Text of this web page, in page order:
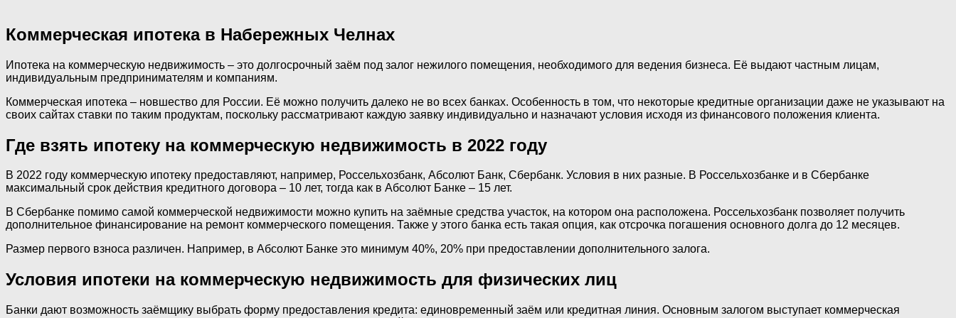
Коммерческая ипотека в Набережных Челнах
Ипотека на коммерческую недвижимость – это долгосрочный заём под залог нежилого помещения, необходимого для ведения бизнеса. Её выдают частным лицам,
индивидуальным предпринимателям и компаниям.
Коммерческая ипотека – новшество для России. Её можно получить далеко не во всех банках. Особенность в том, что некоторые кредитные организации даже не указывают на
своих сайтах ставки по таким продуктам, поскольку рассматривают каждую заявку индивидуально и назначают условия исходя из финансового положения клиента.
Где взять ипотеку на коммерческую недвижимость в 2022 году
В 2022 году коммерческую ипотеку предоставляют, например, Россельхозбанк, Абсолют Банк, Сбербанк. Условия в них разные. В Россельхозбанке и в Сбербанке
максимальный срок действия кредитного договора – 10 лет, тогда как в Абсолют Банке – 15 лет.
В Сбербанке помимо самой коммерческой недвижимости можно купить на заёмные средства участок, на котором она расположена. Россельхозбанк позволяет получить
дополнительное финансирование на ремонт коммерческого помещения. Также у этого банка есть такая опция, как отсрочка погашения основного долга до 12 месяцев.
Размер первого взноса различен. Например, в Абсолют Банке это минимум 40%, 20% при предоставлении дополнительного залога.
Условия ипотеки на коммерческую недвижимость для физических лиц
Банки дают возможность заёмщику выбрать форму предоставления кредита: единовременный заём или кредитная линия. Основным залогом выступает коммерческая